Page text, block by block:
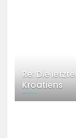
Re: Die
Kroatiens